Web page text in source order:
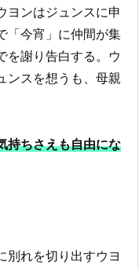
ヨンはジュンスに申
「今宵」に仲間が集
を謝り告白する。ウ
ンスを想うも、母親
持ちさえも自由にな
別れを切り出すウヨ